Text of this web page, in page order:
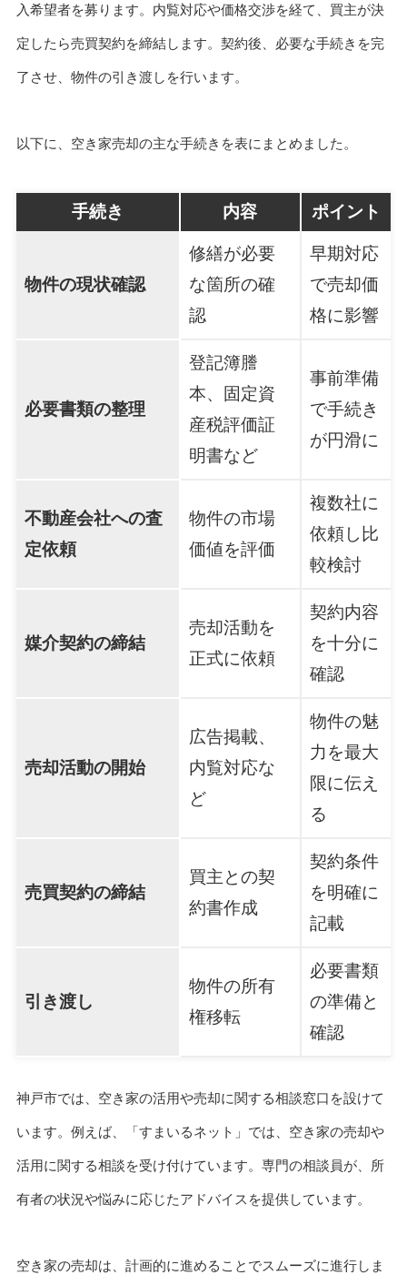
入希望者を募ります。内覧対応や価格交渉を経て、買主が決
定したら売買契約を締結します。契約後、必要な手続きを完
了させ、物件の引き渡しを行います。
以下に、空き家売却の主な手続きを表にまとめました。
手続き 内容 ポイント
物件の現状確認
修繕が必要
な箇所の確
認
早期対応
で売却価
格に影響
必要書類の整理
登記簿謄
本、固定資
産税評価証
明書など
事前準備
で手続き
が円滑に
不動産会社への査
定依頼
物件の市場
価値を評価
複数社に
依頼し比
較検討
媒介契約の締結
売却活動を
正式に依頼
契約内容
を十分に
確認
売却活動の開始
広告掲載、
内覧対応な
ど
物件の魅
力を最大
限に伝え
る
売買契約の締結
買主との契
約書作成
契約条件
を明確に
記載
引き渡し
物件の所有
権移転
必要書類
の準備と
確認
神戸市では、空き家の活用や売却に関する相談窓口を設けて
います。例えば、「すまいるネット」では、空き家の売却や
活用に関する相談を受け付けています。専門の相談員が、所
有者の状況や悩みに応じたアドバイスを提供しています。
空き家の売却は、計画的に進めることでスムーズに進行しま